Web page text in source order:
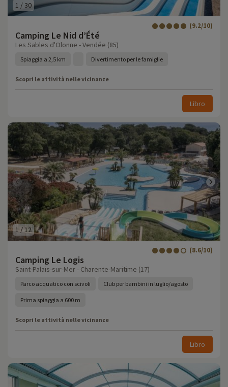
1 /30
Camping Le Nid d’Été
(9.2/10)
Les Sables d'Olonne - Vendée (85)
Spiaggia a 2,5 km Divertimento per le famiglie
Scopri le attività nelle vicinanze
Libro
1 /12
Camping Le Logis
(8.6/10)
Saint-Palais-sur-Mer - Charente-Maritime (17)
Parco acquatico con scivoli Club per bambini in luglio/agosto
Prima spiaggia a 600 m
Scopri le attività nelle vicinanze
Libro